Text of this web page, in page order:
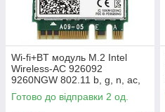
Wi-fi+BT модуль M.2 Intel
Wireless-AC 926092
9260NGW 802.11 b, g, n, ac,
1.73 Gbps 2,4 GHz/5 GHz!
Готово до відправки 2 од.